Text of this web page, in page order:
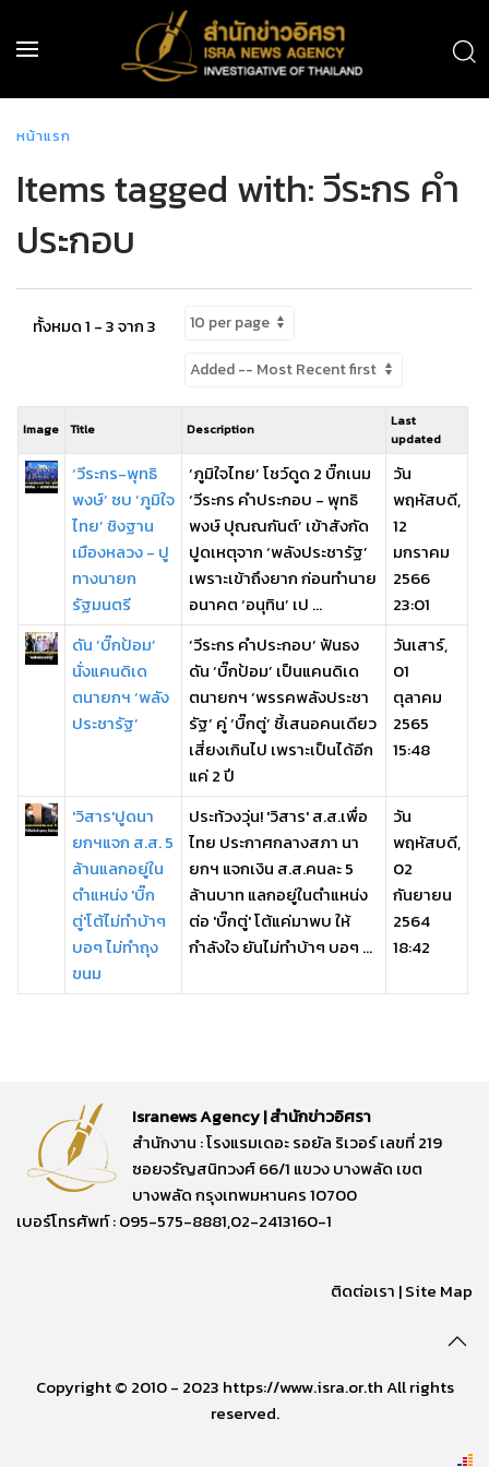
หน้าแรก
Items tagged with: วีระกร คำ
ประกอบ
ทั้งหมด 1 - 3 จาก 3
Image Title Description
Last
updated
‘วีระกร-พุทธิ
พงษ์’ ซบ ‘ภูมิใจ
ไทย’ ชิงฐาน
เมืองหลวง - ปู
ทางนายก
รัฐมนตรี
‘ภูมิใจไทย’ โชว์ดูด 2 บิ๊กเนม
‘วีระกร คำประกอบ - พุทธิ
พงษ์ ปุณณกันต์’ เข้าสังกัด
ปูดเหตุจาก ‘พลังประชารัฐ’
เพราะเข้าถึงยาก ก่อนทำนาย
อนาคต ‘อนุทิน’ เป ...
วัน
พฤหัสบดี,
12
มกราคม
2566
23:01
ดัน ‘บิ๊กป้อม’
นั่งแคนดิเด
ตนายกฯ ‘พลัง
ประชารัฐ’
‘วีระกร คำประกอบ’ ฟันธง
ดัน ‘บิ๊กป้อม’ เป็นแคนดิเด
ตนายกฯ ‘พรรคพลังประชา
รัฐ’ คู่ ‘บิ๊กตู่’ ชี้เสนอคนเดียว
เสี่ยงเกินไป เพราะเป็นได้อีก
แค่ 2 ปี
วันเสาร์,
01
ตุลาคม
2565
15:48
'วิสาร'ปูดนา
ยกฯแจก ส.ส. 5
ล้านแลกอยู่ใน
ตำแหน่ง 'บิ๊ก
ตู่'โต้ไม่ทำบ้าๆ
บอๆ ไม่ทำถุง
ขนม
ประท้วงวุ่น! 'วิสาร' ส.ส.เพื่อ
ไทย ประกาศกลางสภา นา
ยกฯ แจกเงิน ส.ส.คนละ 5
ล้านบาท แลกอยู่ในตำแหน่ง
ต่อ 'บิ๊กตู่' โต้แค่มาพบ ให้
กำลังใจ ยันไม่ทำบ้าๆ บอๆ ...
วัน
พฤหัสบดี,
02
กันยายน
2564
18:42
Isranews Agency | สำนักข่าวอิศรา
สำนักงาน : โรงแรมเดอะ รอยัล ริเวอร์ เลขที่ 219
ซอยจรัญสนิทวงศ์ 66/1 แขวง บางพลัด เขต
บางพลัด กรุงเทพมหานคร 10700
เบอร์โทรศัพท์ : 095-575-8881,02-2413160-1
ติดต่อเรา |Site Map
Copyright © 2010 - 2023 https://www.isra.or.th All rights
reserved.